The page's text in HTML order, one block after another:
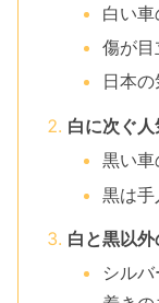
白い車
傷が
日本
白に次ぐ
黒い車
黒は手
白と黒以
シル